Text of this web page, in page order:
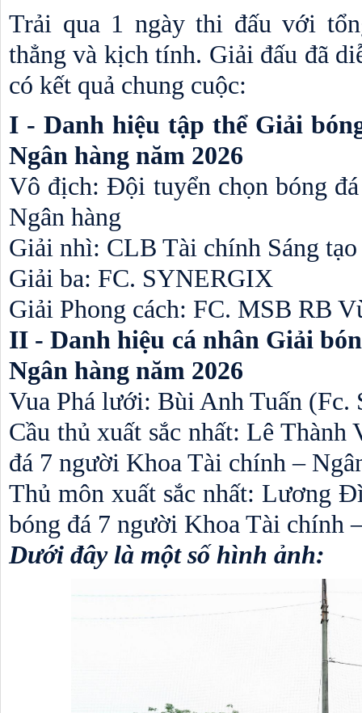
Trải qua 1 ngày thi đấu với
thẳng và kịch tính. Giải đấu đã
có kết quả chung cuộc:
I - Danh hiệu tập thể Giải
Ngân hàng năm 2026
Vô địch: Đội tuyển chọn bóng
Ngân hàng
Giải nhì: CLB Tài chính Sáng tạo
Giải ba: FC. SYNERGIX
Giải Phong cách: FC. MSB RB
II - Danh hiệu cá nhân Giải
Ngân hàng năm 2026
Vua Phá lưới: Bùi Anh Tuấn (Fc.
Cầu thủ xuất sắc nhất: Lê
đá 7 người Khoa Tài chính –
Thủ môn xuất sắc nhất: Lương
bóng đá 7 người Khoa Tài chính
Dưới đây là một số hình ảnh: